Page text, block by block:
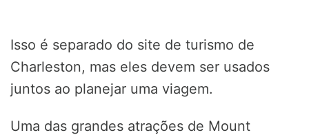
Isso é separado do site de turismo de
Charleston, mas eles devem ser usados
juntos ao planejar uma viagem.
Uma das grandes atrações de Mount